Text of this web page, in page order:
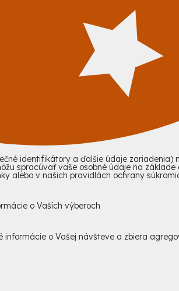
identifikátory a ďalšie údaje
spracúvať vaše osobné údaje na
alebo v našich pravidlách ochrany
o Vaších výberoch
o Vašej návšteve a zbiera